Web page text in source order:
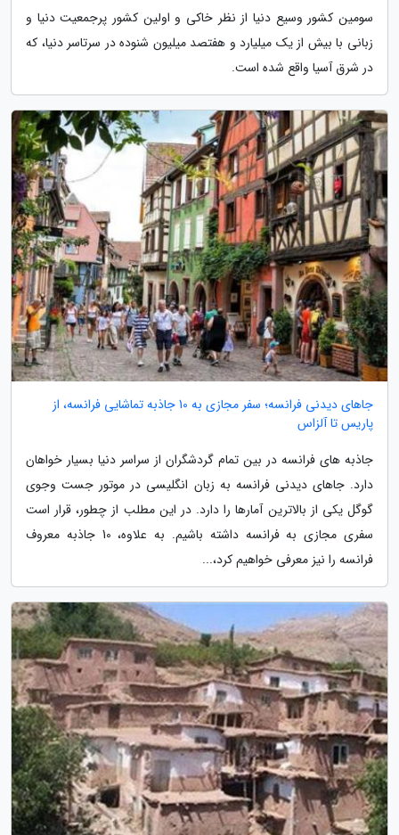
سومین کشور وسیع دنیا از نظر خاکی و اولین کشور پرجمعیت دنیا و
زبانی با بیش از یک میلیارد و هفتصد میلیون شنوده در سرتاسر دنیا، که
در شرق آسیا واقع شده است.
جاهای دیدنی فرانسه؛ سفر مجازی به 10 جاذبه تماشایی فرانسه، از
پاریس تا آلزاس
جاذبه های فرانسه در بین تمام گردشگران از سراسر دنیا بسیار خواهان
دارد. جاهای دیدنی فرانسه به زبان انگلیسی در موتور جست وجوی
گوگل یکی از بالاترین آمارها را دارد. در این مطلب از چطور، قرار است
سفری مجازی به فرانسه داشته باشیم. به علاوه، 10 جاذبه معروف
فرانسه را نیز معرفی خواهیم کرد،...